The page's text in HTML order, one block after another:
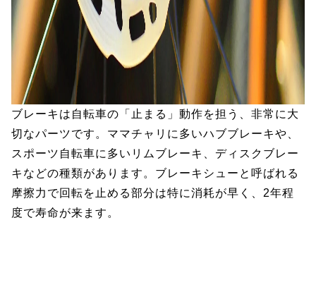
ブレーキは自転車の「止まる」動作を担う、非常に大
切なパーツです。ママチャリに多いハブブレーキや、
スポーツ自転車に多いリムブレーキ、ディスクブレー
キなどの種類があります。ブレーキシューと呼ばれる
摩擦力で回転を止める部分は特に消耗が早く、2年程
度で寿命が来ます。